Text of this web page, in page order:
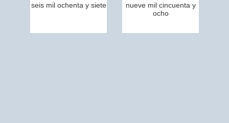
seis mil ochenta y siete
nueve mil cincuenta y
ocho